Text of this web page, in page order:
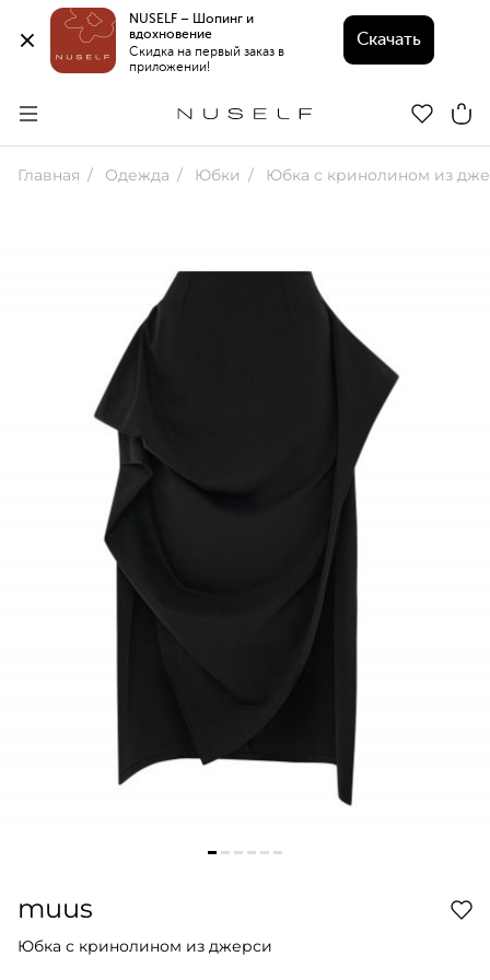
NUSELF – Шопинг и
вдохновение
Скидка на первый заказ в
приложении!
Скачать
Главная Одежда Юбки Юбка с кринолином из
muus
Юбка с кринолином из джерси